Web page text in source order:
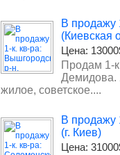
В продажу
(Киевская
Цена:
Продам 1-
Демидова.
жилое, советское....
В продажу
(г. Киев)
Цена: